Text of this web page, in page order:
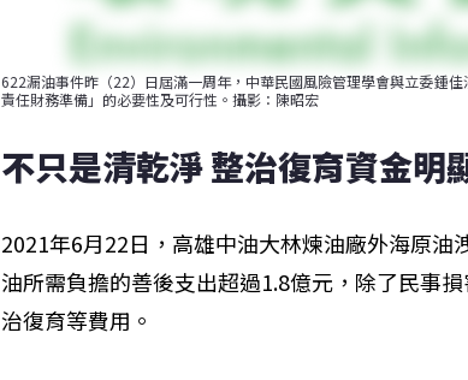
622漏油事件昨（22）日屆滿一周年，中華民國風險管理學會與立委鍾
責任財務準備」的必要性及可行性。攝影：陳昭宏
不只是清乾淨 整治復育資金明
2021年6月22日，高雄中油大林煉油廠外海原
油所需負擔的善後支出超過1.8億元，除了民事
治復育等費用。